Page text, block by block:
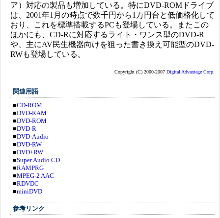
ア）対応の製品も増加している。特にDVD-ROMドライブ
は、2001年1月の時点で数千円から1万円台と低価格化して
おり、これを標準搭載するPCも登場している。またこの
ほかにも、CD-Rに対応するライト・ワンス型のDVD-R
や、主にAV民生機器向けを狙った書き換え可能型のDVD-
RWも登場している。
Copyright (C) 2000-2007 Digital Advantage Corp.
関連用語
■CD-ROM
■DVD-RAM
■DVD-ROM
■DVD-R
■DVD-Audio
■DVD-RW
■DVD+RW
■Super Audio CD
■RAMPRG
■MPEG-2 AAC
■RDVDC
■miniDVD
参考リンク